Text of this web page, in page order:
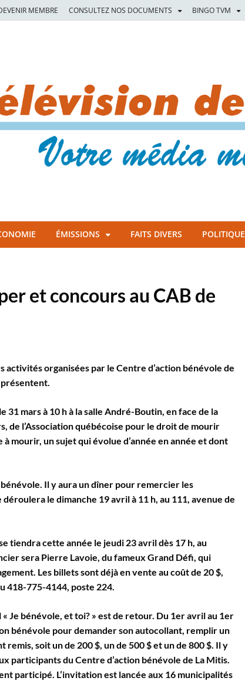
MEMBRE CONSULTEZ NOS DOCUMENTS BINGO TVM
ÉMISSIONS FAITS DIVERS POLITIQUE
et concours au CAB de
activités organisées par le Centre d’action bénévole de
présentent.
mars à 10 h à la salle André-Boutin, en face de la
de l’Association québécoise pour le droit de mourir
mourir, un sujet qui évolue d’année en année et dont
bénévole. Il y aura un dîner pour remercier les
le dimanche 19 avril à 11 h, au 111, avenue de
tiendra cette année le jeudi 23 avril dès 17 h, au
sera Pierre Lavoie, du fameux Grand Défi, qui
Les billets sont déjà en vente au coût de 20 $,
418-775-4144, poste 224.
Je bénévole, et toi? » est de retour. Du 1er avril au 1er
bénévole pour demander son autocollant, remplir un
soit un de 200 $, un de 500 $ et un de 800 $. Il y
participants du Centre d’action bénévole de La Mitis.
participé. L’invitation est lancée aux 16 municipalités